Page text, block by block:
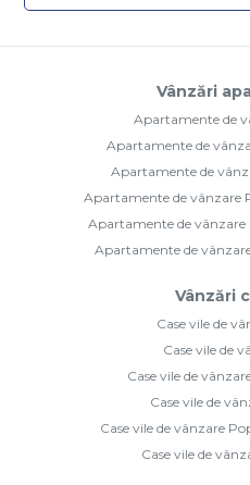
Vânzări
Apartamente de
Apartamente de
Apartamente de
Apartamente de vânzare
Apartamente de vânzare
Apartamente de
Vânzări
Case vile de
Case vile de
Case vile de
Case vile de
Case vile de vânzare
Case vile de